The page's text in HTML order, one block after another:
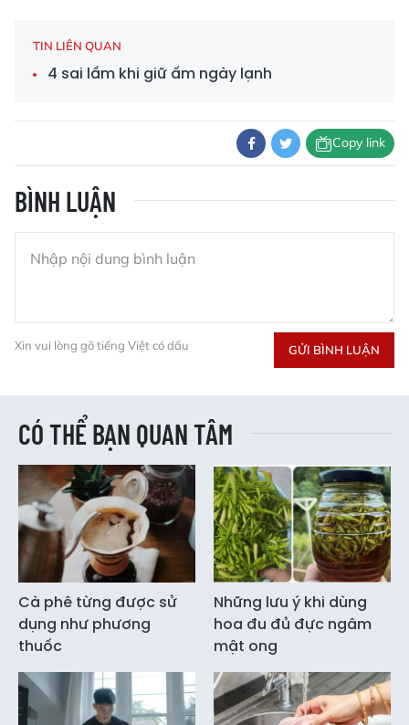
TIN LIÊN QUAN
4 sai lầm khi giữ ấm ngày lạnh
Copy link
BÌNH LUẬN
Xin vui lòng gõ tiếng Việt có dấu GỬI BÌNH LUẬN
CÓ THỂ BẠN QUAN TÂM
Cà phê từng được sử
dụng như phương
thuốc
Những lưu ý khi dùng
hoa đu đủ đực ngâm
mật ong